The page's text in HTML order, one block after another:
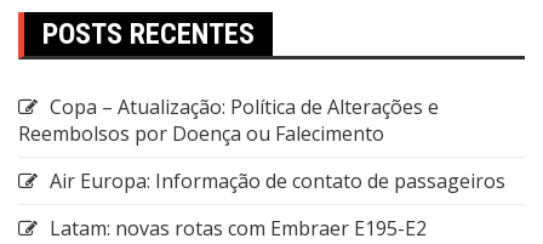
POSTS RECENTES
Copa – Atualização: Política de Alterações e
Reembolsos por Doença ou Falecimento
Air Europa: Informação de contato de passageiros
Latam: novas rotas com Embraer E195-E2